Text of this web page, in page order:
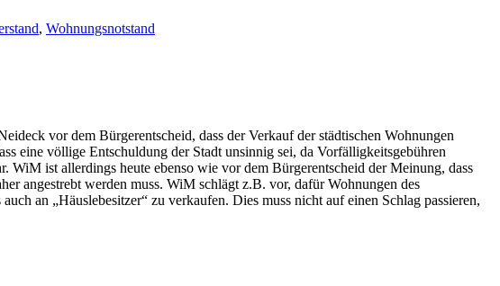
, Wohnungsnotstand
vor dem Bürgerentscheid, dass der Verkauf der städtischen Wohnungen
eine völlige Entschuldung der Stadt unsinnig sei, da Vorfälligkeitsgebühren
ist allerdings heute ebenso wie vor dem Bürgerentscheid der Meinung, dass
angestrebt werden muss. WiM schlägt z.B. vor, dafür Wohnungen des
an „Häuslebesitzer“ zu verkaufen. Dies muss nicht auf einen Schlag passieren,